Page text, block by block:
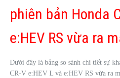
phiên bản Honda
e:HEV RS vừa ra
Dưới đây là bảng so sánh chi tiết sự
CR-V e:HEV L và e:HEV RS vừa ra